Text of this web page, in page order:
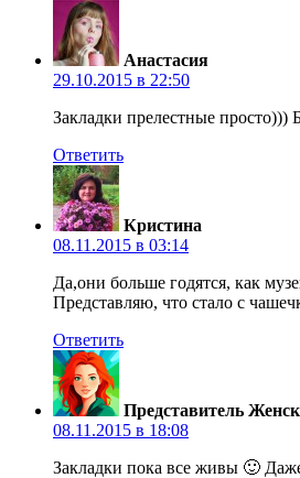
Анастасия
29.10.2015 в 22:50
Закладки прелестные просто)))
Ответить
Кристина
08.11.2015 в 03:14
Да,они больше годятся, как
Представляю, что стало с
Ответить
Представитель
08.11.2015 в 18:08
Закладки пока все живы 🙂